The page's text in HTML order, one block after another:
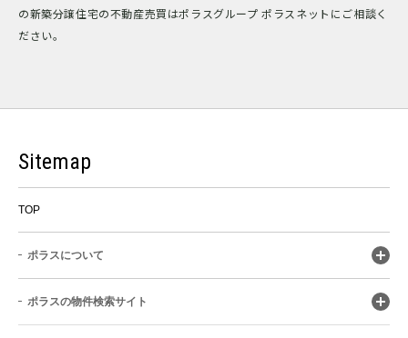
の新築分譲住宅の不動産売買はポラスグループ ポラスネットにご相談く
ださい。
Sitemap
TOP
ポラスについて
ポラスの物件検索サイト